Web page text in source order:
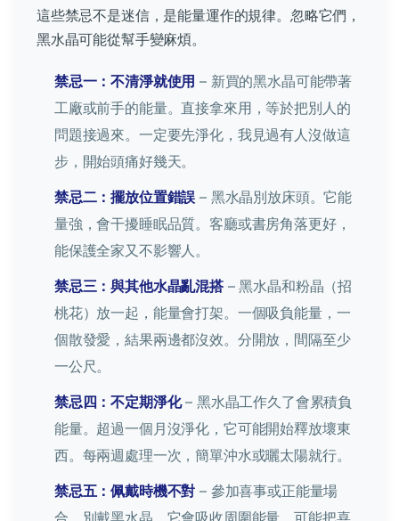
這些禁忌不是迷信，是能量運作的規律。忽略它們，
黑水晶可能從幫手變麻煩。
禁忌一：不清淨就使用 – 新買的黑水晶可能帶著
工廠或前手的能量。直接拿來用，等於把別人的
問題接過來。一定要先淨化，我見過有人沒做這
步，開始頭痛好幾天。
禁忌二：擺放位置錯誤 – 黑水晶別放床頭。它能
量強，會干擾睡眠品質。客廳或書房角落更好，
能保護全家又不影響人。
禁忌三：與其他水晶亂混搭– 黑水晶和粉晶（招
桃花）放一起，能量會打架。一個吸負能量，一
個散發愛，結果兩邊都沒效。分開放，間隔至少
一公尺。
禁忌四：不定期淨化– 黑水晶工作久了會累積負
能量。超過一個月沒淨化，它可能開始釋放壞東
西。每兩週處理一次，簡單沖水或曬太陽就行。
禁忌五：佩戴時機不對 – 參加喜事或正能量場
合，別戴黑水晶。它會吸收周圍能量，可能把喜